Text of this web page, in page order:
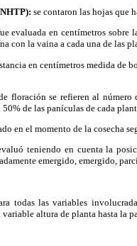
se contaron las hojas que
evaluada en centímetros sobre
con la vaina a cada una de las
en centímetros medida de
floración se refieren al número
de las panículas de cada
en el momento de la cosecha
teniendo en cuenta la
emergido, emergido,
todas las variables
altura de planta hasta la